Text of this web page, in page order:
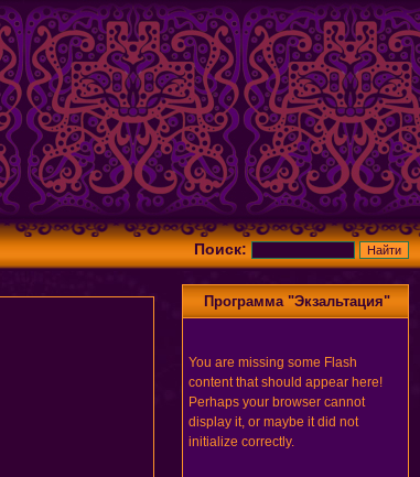
Поиск:
Программа "Экзальтация"
You are missing some Flash
content that should appear here!
Perhaps your browser cannot
display it, or maybe it did not
initialize correctly.